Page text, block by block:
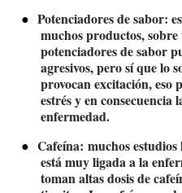
● Potenciadores de sabor:
muchos productos,
potenciadores de sabor
agresivos, pero sí que lo
provocan excitación, eso
estrés y en
enfermedad.
● Cafeína: muchos
está muy ligada a la
toman altas dosis de